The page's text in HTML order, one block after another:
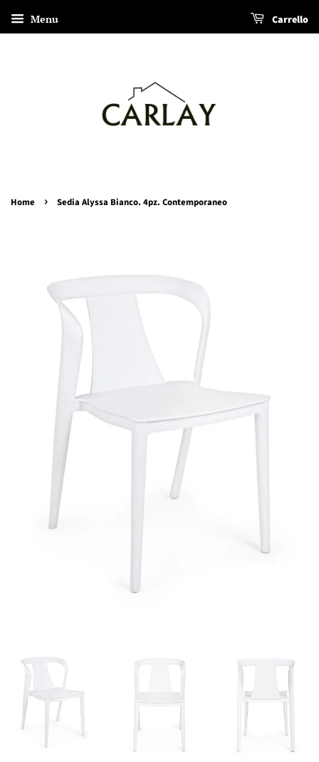
Menu Carrello
Home › Sedia Alyssa Bianco. 4pz. Contemporaneo